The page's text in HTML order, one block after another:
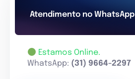
Atendimento no WhatsApp
Estamos Online.
WhatsApp: (31) 9664-2297